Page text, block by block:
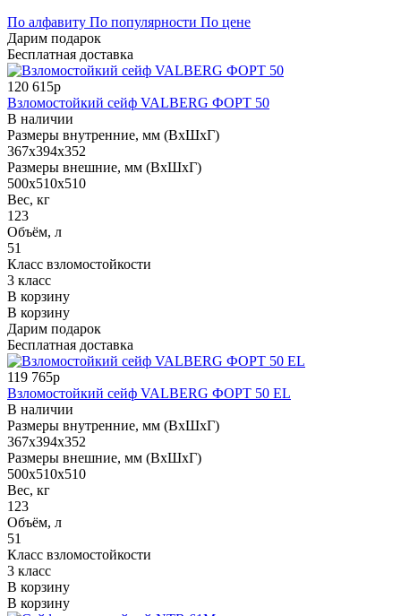
По алфавиту По популярности По цене
Дарим подарок
Бесплатная доставка
120 615р
Взломостойкий сейф VALBERG ФОРТ 50
В наличии
Размеры внутренние, мм (ВхШхГ)
367x394x352
Размеры внешние, мм (ВхШхГ)
500x510x510
Вес, кг
123
Объём, л
51
Класс взломостойкости
3 класс
В корзину
В корзину
Дарим подарок
Бесплатная доставка
119 765р
Взломостойкий сейф VALBERG ФОРТ 50 EL
В наличии
Размеры внутренние, мм (ВхШхГ)
367x394x352
Размеры внешние, мм (ВхШхГ)
500x510x510
Вес, кг
123
Объём, л
51
Класс взломостойкости
3 класс
В корзину
В корзину